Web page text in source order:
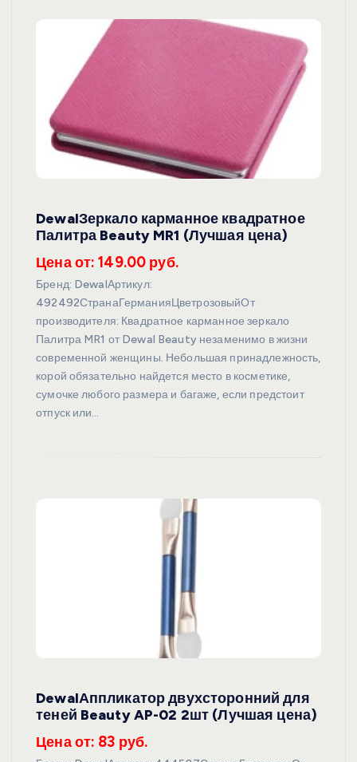
DewalЗеркало карманное квадратное
Палитра Beauty MR1 (Лучшая цена)
Цена от: 149.00 руб.
Бренд: DewalАртикул:
492492СтранаГерманияЦветрозовыйОт
производителя: Квадратное карманное зеркало
Палитра MR1 от Dewal Beauty незаменимо в жизни
современной женщины. Небольшая принадлежность,
корой обязательно найдется место в косметике,
сумочке любого размера и багаже, если предстоит
отпуск или…
DewalАппликатор двухсторонний для
теней Beauty AP-02 2шт (Лучшая цена)
Цена от: 83 руб.